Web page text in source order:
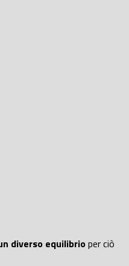
diverso equilibrioper ciò